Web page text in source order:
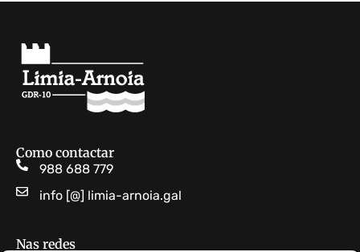
Como contactar
988 688 779
info [@] limia-arnoia.gal
Nas redes